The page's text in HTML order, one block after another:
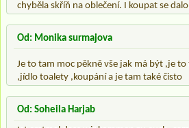
chyběla skříň na oblečení. I koupat se
Od: Monika surmajova
Je to tam moc pěkně vše jak má být ,je to
,jídlo toalety ,koupání a je tam také čisto
Od: Soheila Harjab